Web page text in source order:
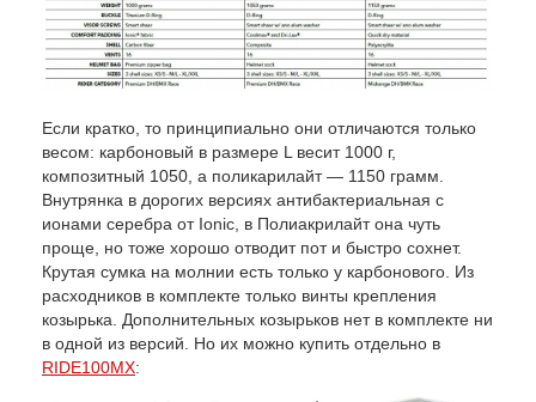
Если кратко, то принципиально они отличаются только
весом: карбоновый в размере L весит 1000 г,
композитный 1050, а поликарилайт — 1150 грамм.
Внутрянка в дорогих версиях антибактериальная с
ионами серебра от Ionic, в Полиакрилайт она чуть
проще, но тоже хорошо отводит пот и быстро сохнет.
Крутая сумка на молнии есть только у карбонового. Из
расходников в комплекте только винты крепления
козырька. Дополнительных козырьков нет в комплекте ни
в одной из версий. Но их можно купить отдельно в
RIDE100MX: